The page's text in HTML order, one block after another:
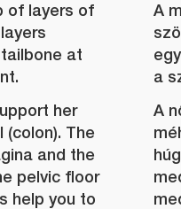
of layers of
at
her
(colon). The
and the
pelvic floor
help you to
A
a
A